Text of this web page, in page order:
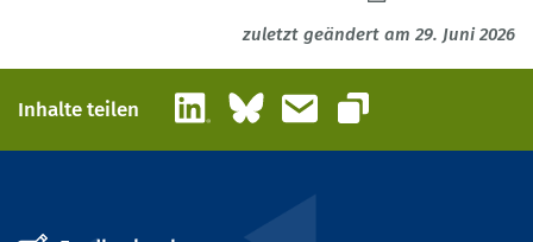
zuletzt geändert am 29. Juni 2026
Inhalte teilen LinkedInBlueskyE-Mail
Link kopieren